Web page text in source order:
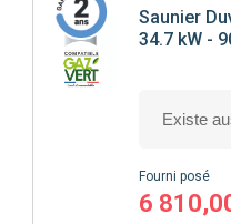
Saunier
34.7 kW -
Fourni posé
6